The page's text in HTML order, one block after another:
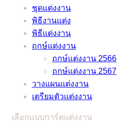
สาว
แก้
ปัญหา
ยุ่งๆ
ชุดแต่งงาน
พิธีงานแต่ง
พิธีแต่งงาน
ฤกษ์แต่งงาน
ฤกษ์แต่งงาน 2566
ฤกษ์แต่งงาน 2567
วางแผนแต่งงาน
เตรียมตัวแต่งงาน
เลือกแบบการ์ดแต่งงาน